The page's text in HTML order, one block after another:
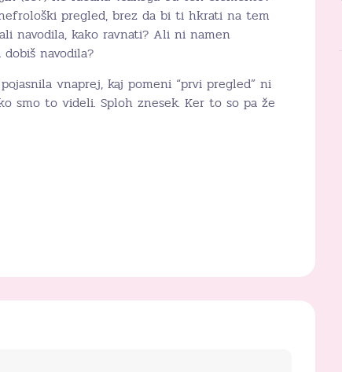
pregled, brez da bi ti hkrati na tem
navodila, kako ravnati? Ali ni namen
navodila?
vnaprej, kaj pomeni “prvi pregled” ni
smo to videli. Sploh znesek. Ker to so pa že